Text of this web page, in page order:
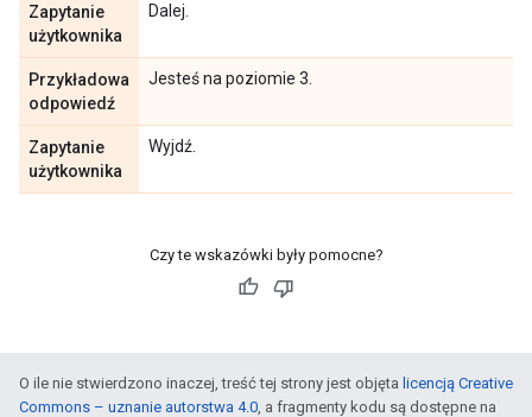
Zapytanie
użytkownika
Dalej.
Przykładowa
odpowiedź
Jesteś na poziomie 3.
Zapytanie
użytkownika
Wyjdź.
Czy te wskazówki były pomocne?
O ile nie stwierdzono inaczej, treść tej strony jest objęta licencją Creative
Commons – uznanie autorstwa 4.0, a fragmenty kodu są dostępne na